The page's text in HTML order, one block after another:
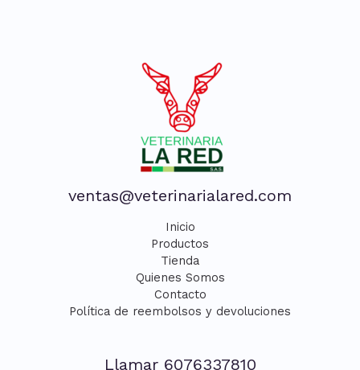
ventas@veterinarialared.com
Inicio
Productos
Tienda
Quienes Somos
Contacto
Política de reembolsos y devoluciones
Llamar 6076337810